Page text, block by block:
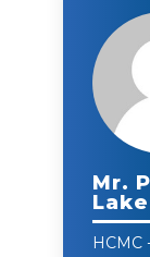
Mr.
HCMC